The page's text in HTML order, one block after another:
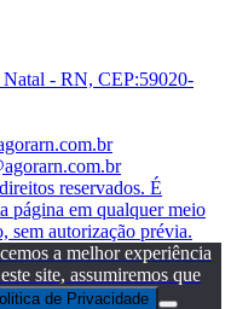
- RN, CEP:59020-
reservados. É
página em qualquer meio
sem autorização prévia.
a melhor experiência
site, assumiremos que
de Privacidade